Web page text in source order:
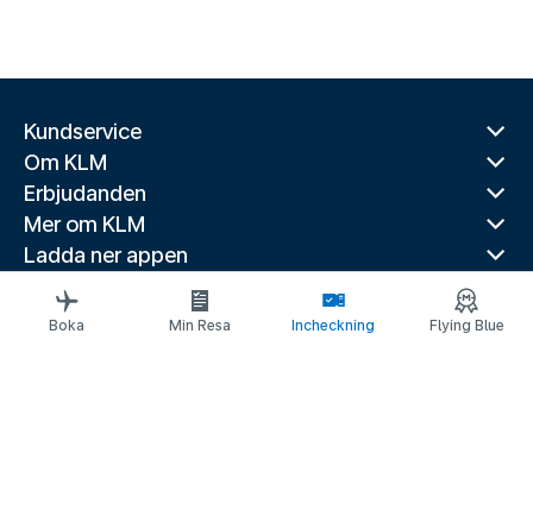
Kundservice
Om KLM
Erbjudanden
Mer om KLM
Ladda ner appen
Relaterade webbplatser
Reseguider
Boka Min Resa Incheckning Flying Blue